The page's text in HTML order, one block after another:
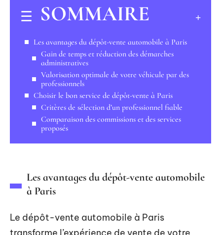
SOMMAIRE
Les avantages du dépôt-vente automobile à Paris
Gain de temps et réduction des démarches
administratives
Valorisation optimale de votre véhicule par des
professionnels
Choisir le bon service de dépôt-vente à Paris
Critères de sélection d’un professionnel fiable
Comparaison des commissions et des services
proposés
Les avantages du dépôt-vente automobile
à Paris
Le dépôt-vente automobile à Paris